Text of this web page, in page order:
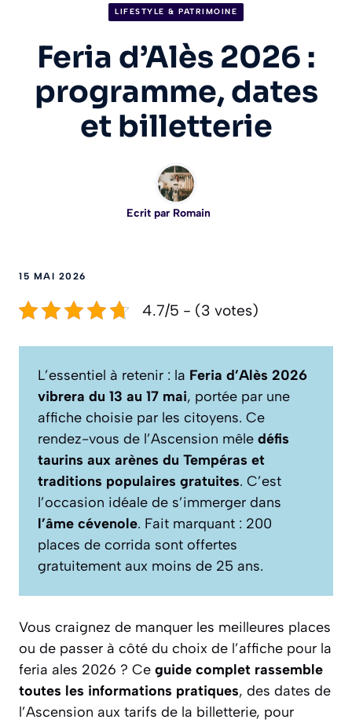
LIFESTYLE & PATRIMOINE
Feria d’Alès 2026 :
programme, dates
et billetterie
Ecrit par Romain
15 MAI 2026
4.7/5 - (3 votes)
L’essentiel à retenir : la Feria d’Alès 2026
vibrera du 13 au 17 mai, portée par une
affiche choisie par les citoyens. Ce
rendez-vous de l’Ascension mêle défis
taurins aux arènes du Tempéras et
traditions populaires gratuites. C’est
l’occasion idéale de s’immerger dans
l’âme cévenole. Fait marquant : 200
places de corrida sont offertes
gratuitement aux moins de 25 ans.
Vous craignez de manquer les meilleures places
ou de passer à côté du choix de l’affiche pour la
feria ales 2026 ? Ce guide complet rassemble
toutes les informations pratiques, des dates de
l’Ascension aux tarifs de la billetterie, pour